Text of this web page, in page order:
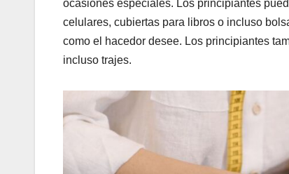
ocasiones especiales. Los principiantes
celulares, cubiertas para libros o incluso
como el hacedor desee. Los principiantes
incluso trajes.